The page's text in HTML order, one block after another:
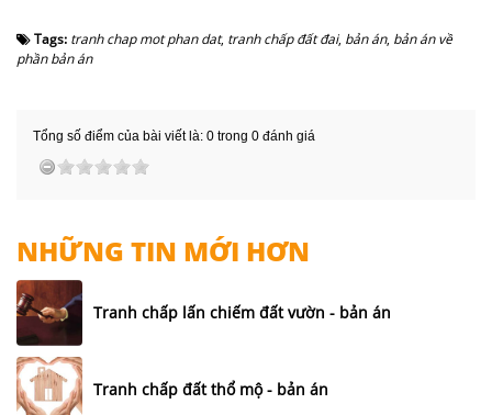
Tags: tranh chap mot phan dat, tranh chấp đất đai, bản án, bản án về
phần bản án
Tổng số điểm của bài viết là: 0 trong 0 đánh giá
NHỮNG TIN MỚI HƠN
Tranh chấp lấn chiếm đất vườn - bản án
Tranh chấp đất thổ mộ - bản án